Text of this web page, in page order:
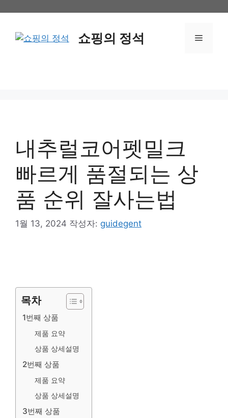
쇼핑의 정석 메
내추럴코어펫밀크
빠르게 품절되는 상
품 순위 잘사는법
1월 13, 2024 작성자: guidegent
목차
1번째 상품
제품 요약
상품 상세설명
2번째 상품
제품 요약
상품 상세설명
3번째 상품